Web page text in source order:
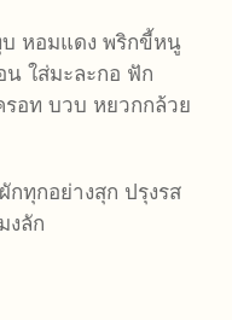
บ หอมแดง พริกขี้หนู
ใส่มะละกอ ฟัก
อท บวบ หยวกกล้วย
ทุกอย่างสุก ปรุงรส
งลัก